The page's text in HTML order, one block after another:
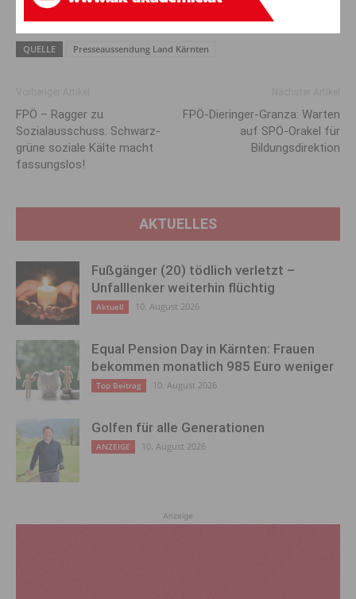
QUELLE Presseaussendung Land Kärnten
FPÖ – Ragger zu
Sozialausschuss: Schwarz-
grüne soziale Kälte macht
fassungslos!
FPÖ-Dieringer-Granza: Warten
auf SPÖ-Orakel für
Bildungsdirektion
AKTUELLES
Fußgänger (20) tödlich verletzt –
Unfalllenker weiterhin flüchtig
Aktuell 10. August 2026
Equal Pension Day in Kärnten: Frauen
bekommen monatlich 985 Euro weniger
Top Beitrag 10. August 2026
Golfen für alle Generationen
ANZEIGE 10. August 2026
Anzeige